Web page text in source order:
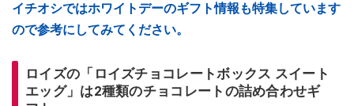
イチオシではホワイトデーのギフト情報も特集しています
ので参考にしてみてください。
ロイズの「ロイズチョコレートボックス スイート
エッグ」は2種類のチョコレートの詰め合わせギ